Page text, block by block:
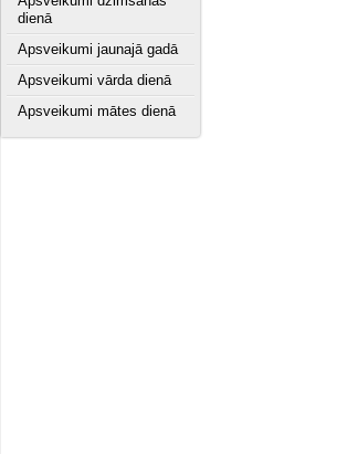
dienā
Apsveikumi jaunajā gadā
Apsveikumi vārda dienā
Apsveikumi mātes dienā